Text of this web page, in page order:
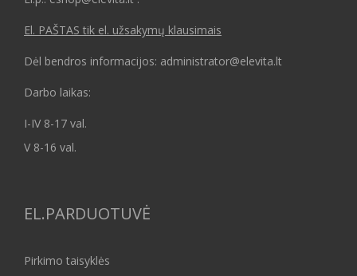
El. PAŠTAS tik el. užsakymų klausimais
Dėl bendros informacijos: administrator@elevita.lt
Darbo laikas:
I-IV 8-17 val.
V 8-16 val.
EL.PARDUOTUVĖ
Pirkimo taisyklės